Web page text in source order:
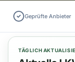
Geprüfte Anbieter
TÄGLICH